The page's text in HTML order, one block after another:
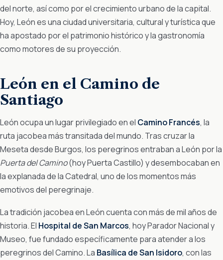
del norte, así como por el crecimiento urbano de la capital.
Hoy, León es una ciudad universitaria, cultural y turística que
ha apostado por el patrimonio histórico y la gastronomía
como motores de su proyección.
León en el Camino de
Santiago
León ocupa un lugar privilegiado en el Camino Francés, la
ruta jacobea más transitada del mundo. Tras cruzar la
Meseta desde Burgos, los peregrinos entraban a León por la
Puerta del Camino(hoy Puerta Castillo) y desembocaban en
la explanada de la Catedral, uno de los momentos más
emotivos del peregrinaje.
La tradición jacobea en León cuenta con más de mil años de
historia. El Hospital de San Marcos, hoy Parador Nacional y
Museo, fue fundado específicamente para atender a los
peregrinos del Camino. La Basílica de San Isidoro, con las